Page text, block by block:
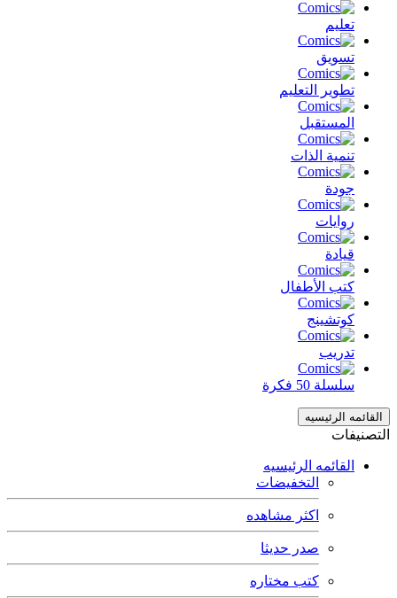
تعليم
تسويق
تطوير التعليم
المستقبل
تنمية الذات
جودة
روايات
قيادة
كتب الأطفال
كوتشينج
تدريب
سلسلة 50 فكرة
القائمه الرئيسيه
التصنيفات
القائمه الرئيسيه
التخفيضات
اكثر مشاهده
صدر حديثا
كتب مختاره